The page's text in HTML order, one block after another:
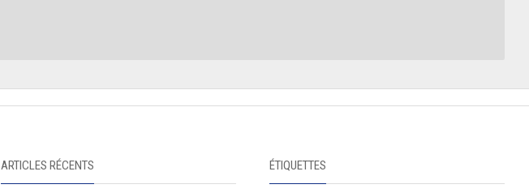
ARTICLES RÉCENTS ÉTIQUETTES